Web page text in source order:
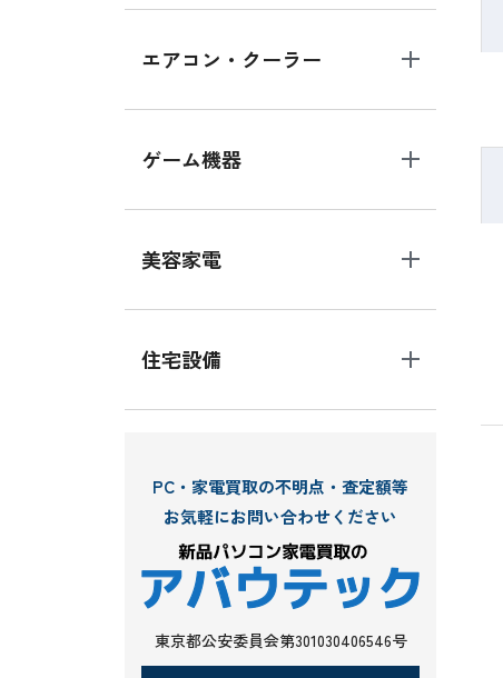
エアコン・クーラー
ゲーム機器
美容家電
住宅設備
PC・家電買取の不明点・査定額等
お気軽にお問い合わせください
東京都公安委員会第301030406546号